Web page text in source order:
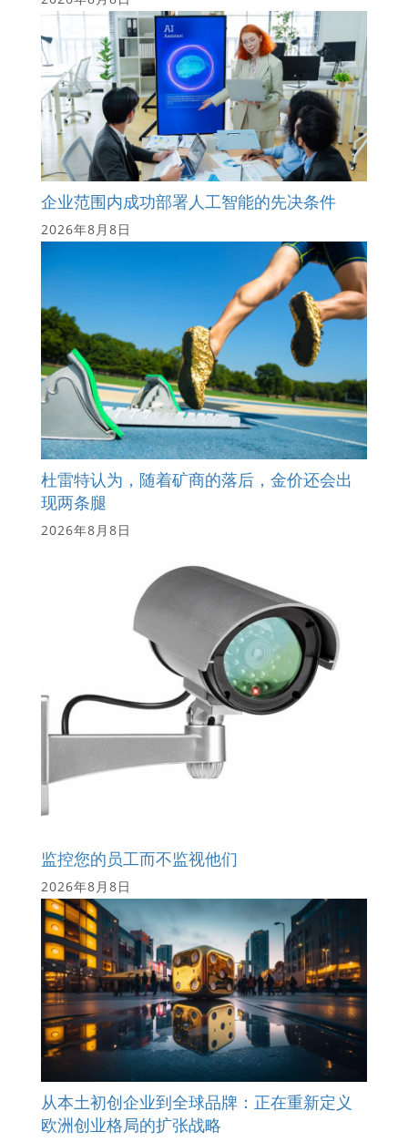
企业范围内成功部署人工智能的先决条件
2026年8月8日
杜雷特认为，随着矿商的落后，金价还会出
现两条腿
2026年8月8日
监控您的员工而不监视他们
2026年8月8日
从本土初创企业到全球品牌：正在重新定义
欧洲创业格局的扩张战略